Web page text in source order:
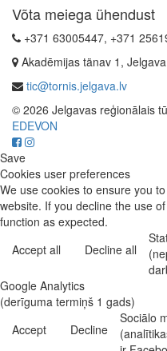
Võta meiega ühendust
+371 63005447, +371
Akadēmijas tänav 1,
tic@tornis.jelgava.lv
© 2026 Jelgavas reģionālais
EDEVON
Save
Cookies user preferences
We use cookies to ensure you
website. If you decline the use
function as expected.
Accept all
Decline all
Google Analytics
(derīguma termiņš 1 gads)
Accept
Decline
Sociālo